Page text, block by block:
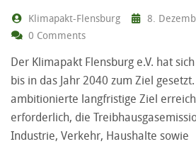
Klimapakt-Flensburg
8.
0 Comments
Der Klimapakt Flensburg e.V. hat
bis in das Jahr 2040 zum Ziel
ambitionierte langfristige Ziel
erforderlich, die
Industrie, Verkehr, Haushalte sowie